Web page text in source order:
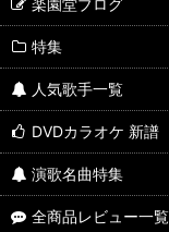
楽園堂ブログ
特集
人気歌手一覧
DVDカラオケ 新譜
演歌名曲特集
全商品レビュー一覧